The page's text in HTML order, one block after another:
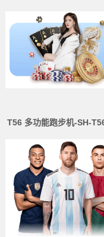
T56 多功能跑步机-SH-